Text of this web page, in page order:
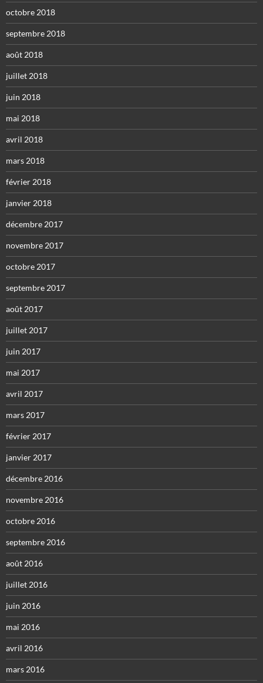
octobre 2018
septembre 2018
août 2018
juillet 2018
juin 2018
mai 2018
avril 2018
mars 2018
février 2018
janvier 2018
décembre 2017
novembre 2017
octobre 2017
septembre 2017
août 2017
juillet 2017
juin 2017
mai 2017
avril 2017
mars 2017
février 2017
janvier 2017
décembre 2016
novembre 2016
octobre 2016
septembre 2016
août 2016
juillet 2016
juin 2016
mai 2016
avril 2016
mars 2016